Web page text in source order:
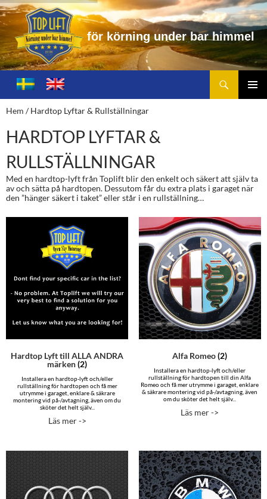
för körning under bar himme
Toplift.se – för körning under bar himmel
HOPPA
TILL
INNEHÅLL
Hem / Hardtop Lyftar & Rullställningar
HARDTOP LYFTAR &
RULLSTÄLLNINGAR
Med en hardtop-lyft från Toplift blir den enkelt och säkert att själv ta
av och sätta på hardtopen. Dessutom får du extra plats i garaget när
den ”hänger säkert i taket” eller står i en rullställning…
Hardtop Lyft till ALLA ANDRA
märken(2)
Installera en hardtop-lyft och/eller
rullställning för hardtopen och få mer
utrymme i garaget, enklare & säkrare
montering vid på-/avtagning, även om du
sköter det helt själv...
Läs mer ->
Alfa Romeo(2)
Installera en hardtop-lyft och/eller
rullställning för hardtopen till din Alfa
Romeo och få mer utrymme i garaget, enklare
& säkrare montering vid på-/avtagning, även
om du sköter det helt själv...
Läs mer ->